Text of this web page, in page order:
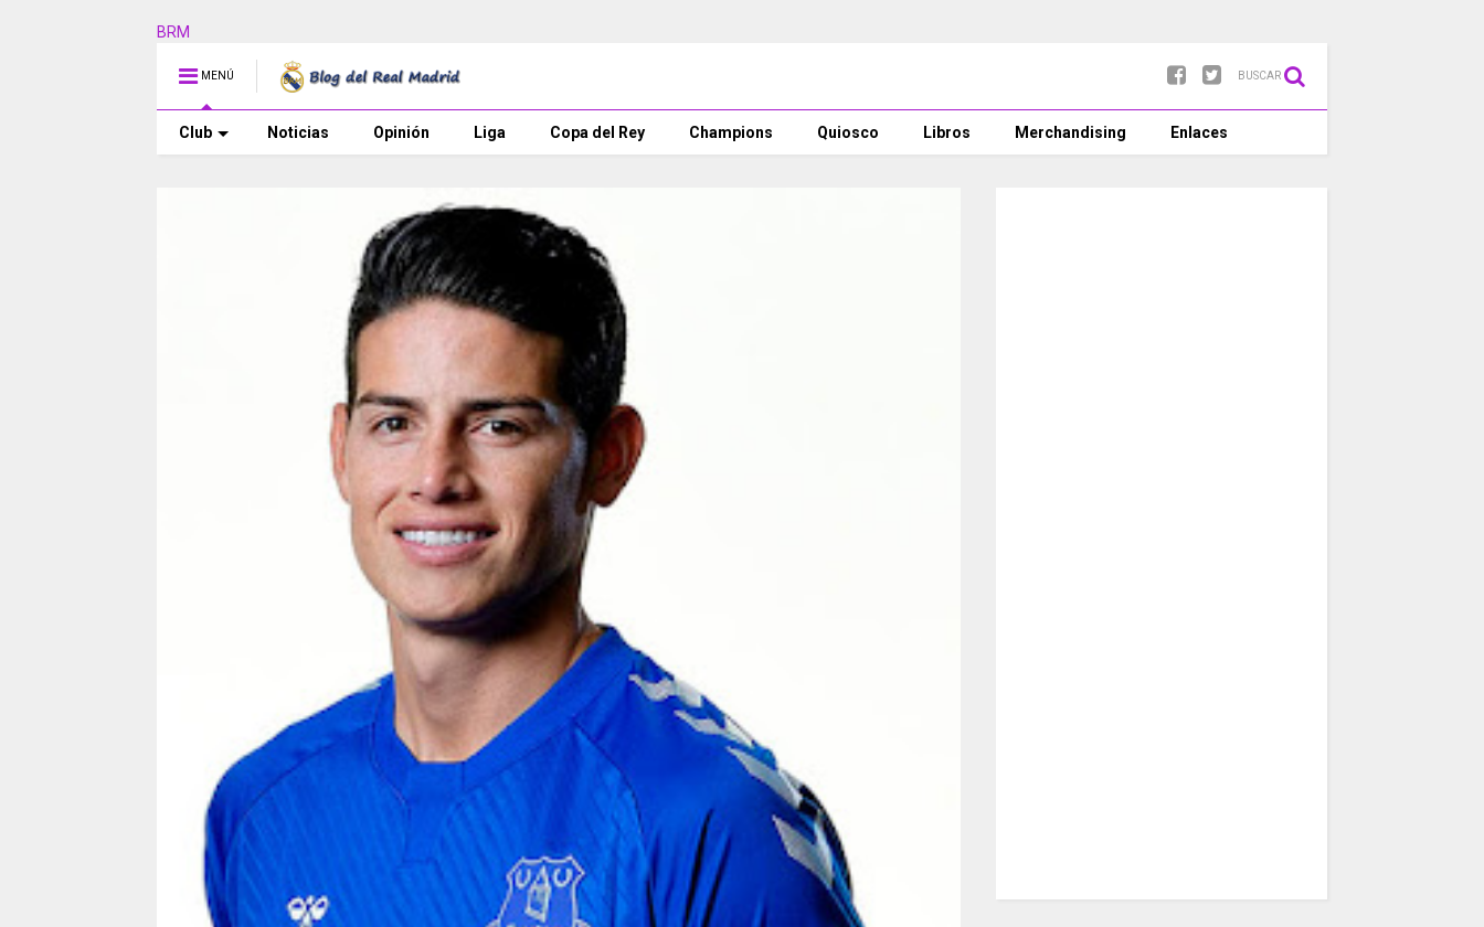
BRM
MENÚ BUSCAR
Club Noticias Opinión Liga Copa del Rey Champions Quiosco Libros Merchandising Enlaces